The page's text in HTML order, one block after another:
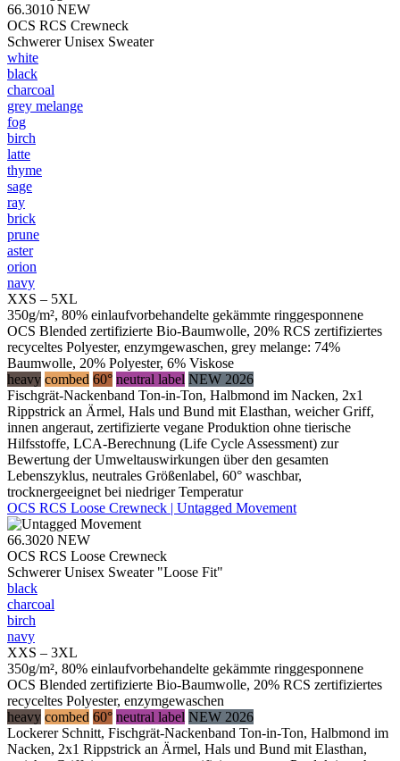
66.3010 NEW
OCS RCS Crewneck
Schwerer Unisex Sweater
white
black
charcoal
grey melange
fog
birch
latte
thyme
sage
ray
brick
prune
aster
orion
navy
XXS – 5XL
350g/m², 80% einlaufvorbehandelte gekämmte ringgesponnene
OCS Blended zertifizierte Bio-Baumwolle, 20% RCS zertifiziertes
recyceltes Polyester, enzymgewaschen, grey melange: 74%
Baumwolle, 20% Polyester, 6% Viskose
heavy combed 60° neutral label NEW 2026
Fischgrät-Nackenband Ton-in-Ton, Halbmond im Nacken, 2x1
Rippstrick an Ärmel, Hals und Bund mit Elasthan, weicher Griff,
innen angeraut, zertifizierte vegane Produktion ohne tierische
Hilfsstoffe, LCA-Berechnung (Life Cycle Assessment) zur
Bewertung der Umweltauswirkungen über den gesamten
Lebenszyklus, neutrales Größenlabel, 60° waschbar,
trocknergeeignet bei niedriger Temperatur
OCS RCS Loose Crewneck | Untagged Movement
66.3020 NEW
OCS RCS Loose Crewneck
Schwerer Unisex Sweater "Loose Fit"
black
charcoal
birch
navy
XXS – 3XL
350g/m², 80% einlaufvorbehandelte gekämmte ringgesponnene
OCS Blended zertifizierte Bio-Baumwolle, 20% RCS zertifiziertes
recyceltes Polyester, enzymgewaschen
heavy combed 60° neutral label NEW 2026
Lockerer Schnitt, Fischgrät-Nackenband Ton-in-Ton, Halbmond im
Nacken, 2x1 Rippstrick an Ärmel, Hals und Bund mit Elasthan,